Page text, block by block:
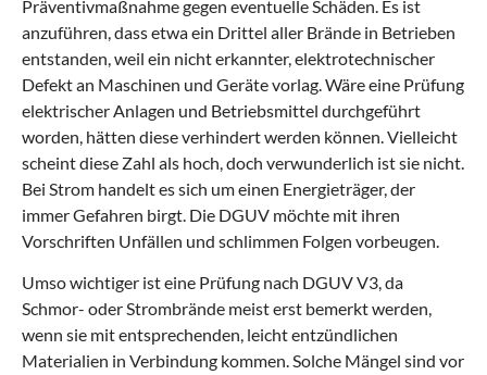
Präventivmaßnahme gegen eventuelle Schäden. Es ist
anzuführen, dass etwa ein Drittel aller Brände in Betrieben
entstanden, weil ein nicht erkannter, elektrotechnischer
Defekt an Maschinen und Geräte vorlag. Wäre eine Prüfung
elektrischer Anlagen und Betriebsmittel durchgeführt
worden, hätten diese verhindert werden können. Vielleicht
scheint diese Zahl als hoch, doch verwunderlich ist sie nicht.
Bei Strom handelt es sich um einen Energieträger, der
immer Gefahren birgt. Die DGUV möchte mit ihren
Vorschriften Unfällen und schlimmen Folgen vorbeugen.
Umso wichtiger ist eine Prüfung nach DGUV V3, da
Schmor- oder Strombrände meist erst bemerkt werden,
wenn sie mit entsprechenden, leicht entzündlichen
Materialien in Verbindung kommen. Solche Mängel sind vor